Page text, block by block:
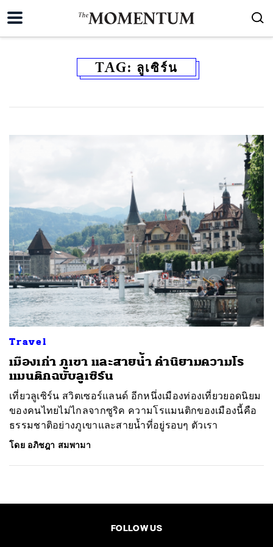
TAG: ลูเซิร์น
Travel
เมืองเก่า ภูเขา และสายน้ำ คำนิยามความโร
แมนติกฉบับลูเซิร์น
เที่ยวลูเซิร์น สวิตเซอร์แลนด์ อีกหนึ่งเมืองท่องเที่ยวยอดนิยม
ของคนไทยไม่ไกลจากซูริค ความโรแมนติกของเมืองนี้คือ
ธรรมชาติอย่างภูเขาและสายน้ำที่อยู่รอบๆ ตัวเรา
โดย อภิชฎา สมพามา
FOLLOW US
ค้นหา
SHARE TWEET LINE EMAIL